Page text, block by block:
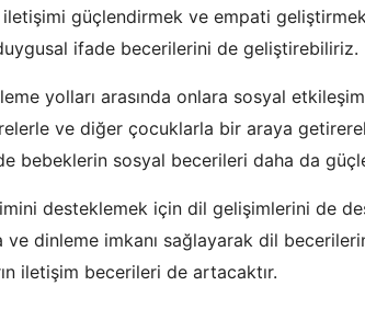
güçlendirmek ve empati
ifade becerilerini de geliştirebiliriz.
yolları arasında onlara sosyal
ve diğer çocuklarla bir araya
bebeklerin sosyal becerileri daha da
desteklemek için dil gelişimlerini de
dinleme imkanı sağlayarak dil
iletişim becerileri de artacaktır.